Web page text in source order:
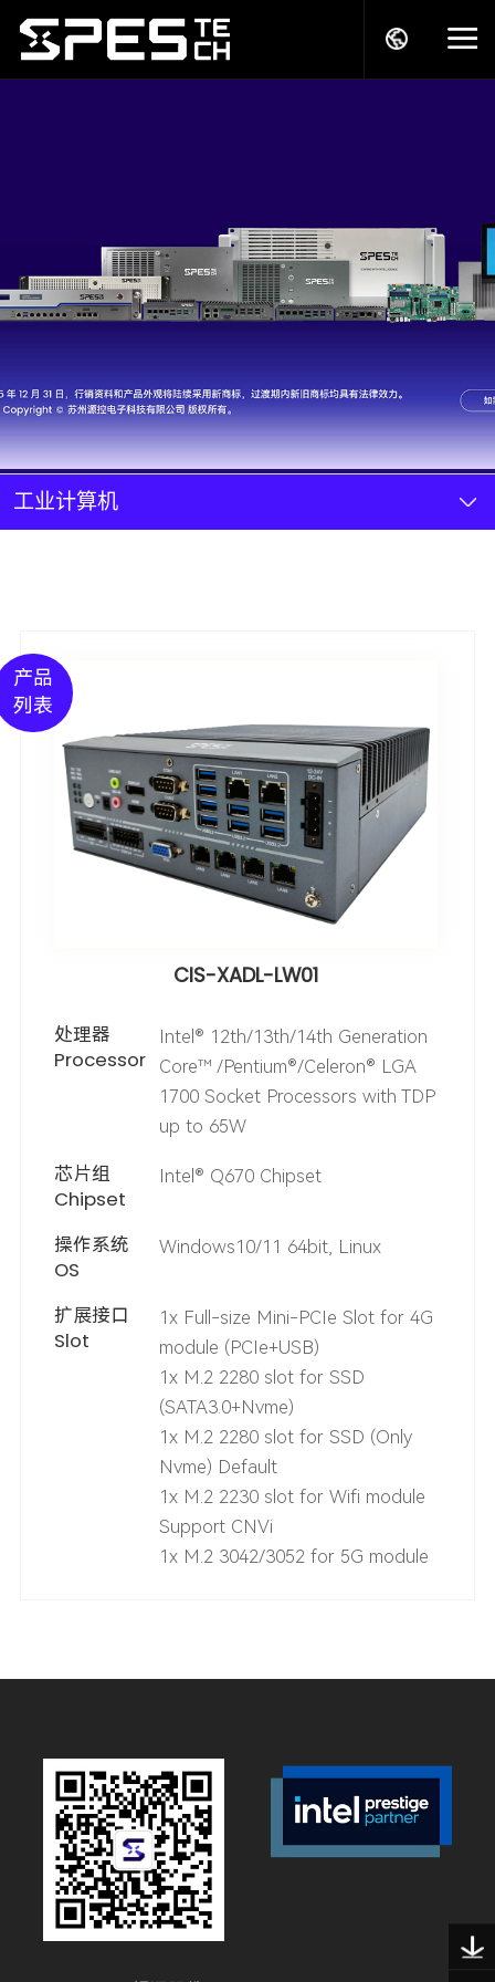
解决方案
商务模式
新闻资讯
加入我们
工业计算机
CIS-XADL-LW01
处理器
Processor
Intel® 12th/13th/14th Generation
Core™ /Pentium®/Celeron® LGA
1700 Socket Processors with TDP
up to 65W
芯片组
Chipset
Intel® Q670 Chipset
操作系统
OS
Windows10/11 64bit, Linux
扩展接口
Slot
1x Full-size Mini-PCIe Slot for 4G
module (PCIe+USB)
1x M.2 2280 slot for SSD
(SATA3.0+Nvme)
1x M.2 2280 slot for SSD (Only
Nvme) Default
1x M.2 2230 slot for Wifi module
Support CNVi
1x M.2 3042/3052 for 5G module
产品
列表